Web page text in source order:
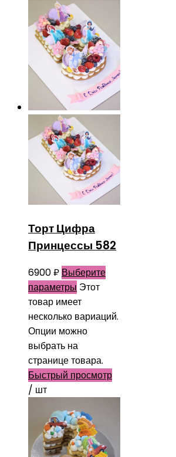
Торт Цифра
Принцессы 582
6900₽ Выберите
параметры Этот
товар имеет
несколько вариаций.
Опции можно
выбрать на
странице товара.
Быстрый просмотр
/ шт